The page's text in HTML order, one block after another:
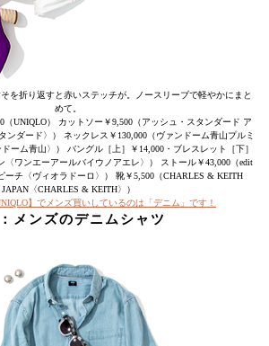
を折り返すと赤いステッチが。ノースリーブで軽やかにまと
めて。
（UNIQLO） カットソー￥9,500（アッシュ・スタンダード ア
ンダード〉） ネックレス￥130,000（ヴァンドーム青山プルミ
ーム青山〉） バングル［上］￥14,000・ブレスレット［下］
〈ワンエーアールバイウノアエレ〉） ストール￥43,000（edit
ーチ〈ヴィオラドーロ〉） 靴￥5,500（CHARLES & KEITH
JAPAN〈CHARLES & KEITH〉）
】でメンズ買いしているのは「デニム」です！
メンズのデニムシャツ